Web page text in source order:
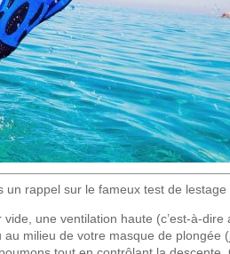
rappel sur le fameux test de
une ventilation haute (c’est-à-
milieu de votre masque de